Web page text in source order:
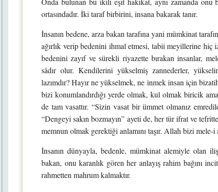
ortasındadır. İki taraf birbirini, insana bakarak tanır.
İnsanın bedene, arza bakan tarafına yani mümkinat
ağırlık verip bedenini ihmal etmesi, tabii meyillerine hiç
bedenini zayıf ve sürekli riyazette bırakan insanlar,
sâdır olur. Kendilerini yükselmiş zannederler,
lazımdır? Hayır ne yükselmek, ne inmek insan için
bizi konumlandırdığı yerde olmak, kul olmak biricik
de tam vasattır. “Sizin vasat bir ümmet olmanız
“Dengeyi sakın bozmayın” ayeti de, her tür ifrat ve
memnun olmak gerektiği anlamını taşır. Allah bizi mele-i
İnsanın dünyayla, bedenle, mümkinat alemiyle olan
bakan, onu karanlık gören her anlayış rahim bağını
rahmetten mahrum kalmaktır.